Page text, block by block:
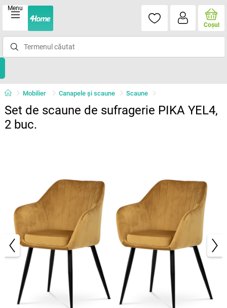
Menu
Coşul
Mobilier Canapele și scaune Scaune
Set de scaune de sufragerie PIKA YEL4,
2 buc.